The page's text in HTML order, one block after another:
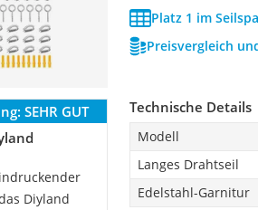
Platz 1 im
Preisvergleich
SEHR GUT
Diyland
Technische Details
Modell
Langes Drahtseil
Edelstahl-Garnitur